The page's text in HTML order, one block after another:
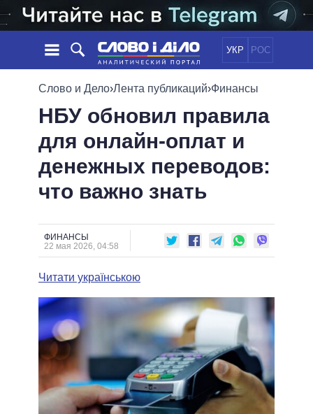
УКР РОС
НОВОСТИ
ЛЕНТА
СОБЫТИЯ
СТАТЬИ
ОБЗОРЫ
ДАЙДЖЕСТЫ
ПОЛИТИКА
ЭКОНОМИКА
ОБЩЕСТВО
МИР
ОБЕЩАНИЯ
ПОЛИТИКИ
ПРЕЗИДЕНТ И ОФИС
ВЕРХОВНАЯ РАДА
КАБИНЕТ МИНИСТРОВ
МЭРЫ
ВСЕ ПЕРСОНЫ
ИНФОГРАФИКА
ПОДДЕРЖАТЬ
СРАВНЕНИЕ ПОЛИТИКОВ
Слово и Дело›Лента публикаций›Финансы
НБУ обновил правила
для онлайн-оплат и
денежных переводов:
что важно знать
ФИНАНСЫ
22 мая 2026, 04:58
Читати українською